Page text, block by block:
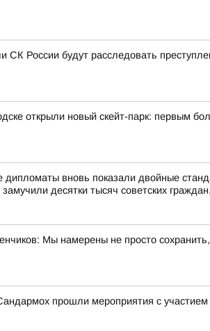
СК России будут расследовать
открыли новый скейт-парк: первым
дипломаты вновь показали двойные
замучили десятки тысяч советских граждан.
Мы намерены не просто
прошли мероприятия с участием